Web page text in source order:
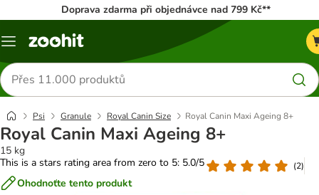
Doprava zdarma při objednávce nad 799 Kč**
Menu
Hledat
produkty
Psi Granule Royal Canin Size Royal Canin Maxi Ageing 8+
Royal Canin Maxi Ageing 8+
15 kg
This is a stars rating area from zero to 5: 5.0/5
(2)
Ohodnoťte tento produkt